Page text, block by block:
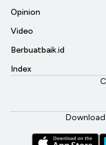
Opinion
Video
Berbuatbaik.id
Index
Download